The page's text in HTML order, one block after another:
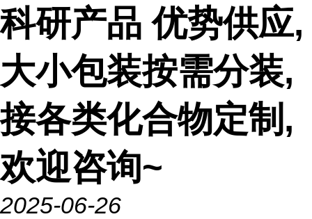
科研产品 优势供应,
大小包装按需分装,
接各类化合物定制,
欢迎咨询~
2025-06-26